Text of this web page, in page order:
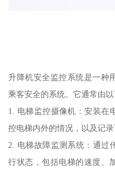
升降机安全监控系统是一种
乘客安全的系统。它通常由
1. 电梯监控摄像机：安装在
控电梯内外的情况，以及记录
2. 电梯故障监测系统：通过
行状态，包括电梯的速度、